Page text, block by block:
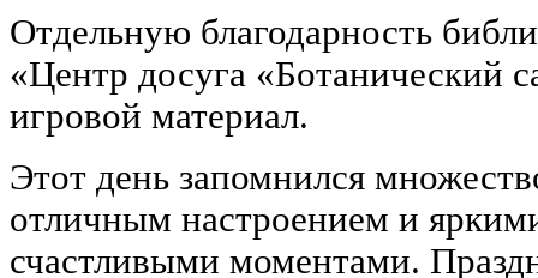
Отдельную благодарность
«Центр досуга «Ботанический
игровой материал.
Этот день запомнился
отличным настроением и
счастливыми моментами.